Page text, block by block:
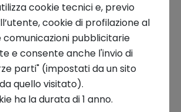
Sanpaolo
Center a
2023
cookie tecnici e, previo
cookie di profilazione al
comunicazioni pubblicitarie
e consente anche l'invio di
parti" (impostati da un sito
quello visitato).
ha la durata di 1 anno.